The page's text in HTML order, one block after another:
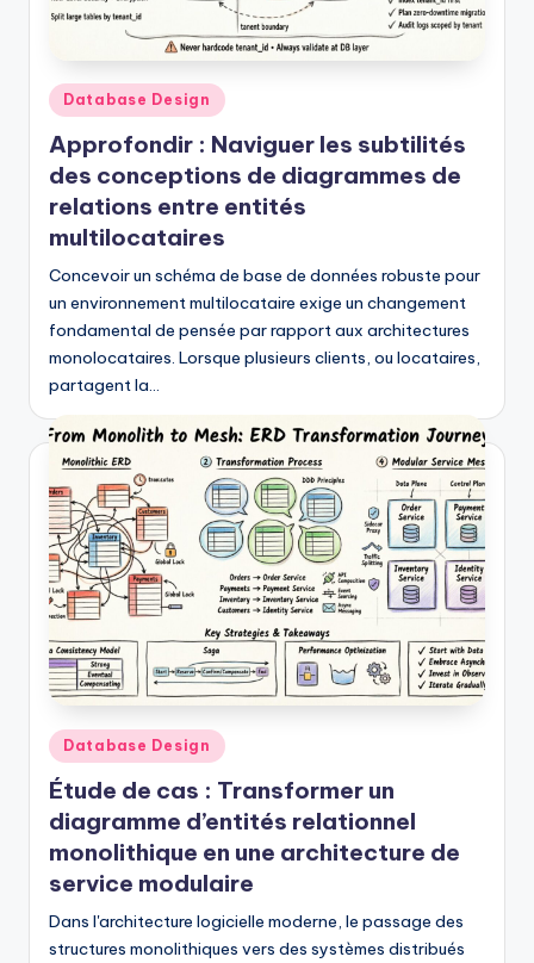
Posted
in
Database Design
Approfondir : Naviguer les subtilités
des conceptions de diagrammes de
relations entre entités
multilocataires
Concevoir un schéma de base de données robuste pour
un environnement multilocataire exige un changement
fondamental de pensée par rapport aux architectures
monolocataires. Lorsque plusieurs clients, ou locataires,
partagent la…
Posted
in
Database Design
Étude de cas : Transformer un
diagramme d’entités relationnel
monolithique en une architecture de
service modulaire
Dans l'architecture logicielle moderne, le passage des
structures monolithiques vers des systèmes distribués